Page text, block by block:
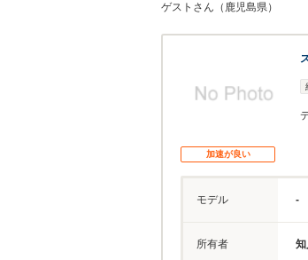
ゲストさん（鹿児島県）
加速が良い
モデル -
所有者